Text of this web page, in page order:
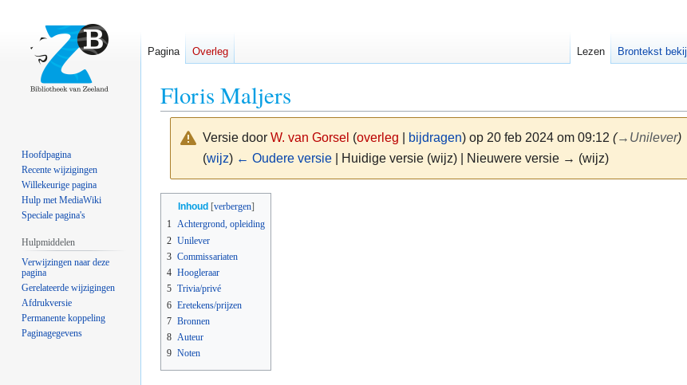
Floris Maljers
Versie door W. van Gorsel (overleg bijdragen)op 20 feb 2024 om 09:12 (→ Unilever)
(wijz) ← Oudere versie| Huidige versie (wijz) | Nieuwere versie → (wijz)
Naar
navigatie
springen
Naar
zoeken
springen
Inhoud
1 Achtergrond, opleiding
2 Unilever
3 Commissariaten
4 Hoogleraar
5 Trivia/privé
6 Eretekens/prijzen
7 Bronnen
8 Auteur
9 Noten
Pagina Overleg Lezen Brontekst
Hoofdpagina
Recente wijzigingen
Willekeurige pagina
Hulp met MediaWiki
Speciale pagina's
Hulpmiddelen
Verwijzingen naar deze
pagina
Gerelateerde wijzigingen
Afdrukversie
Permanente koppeling
Paginagegevens